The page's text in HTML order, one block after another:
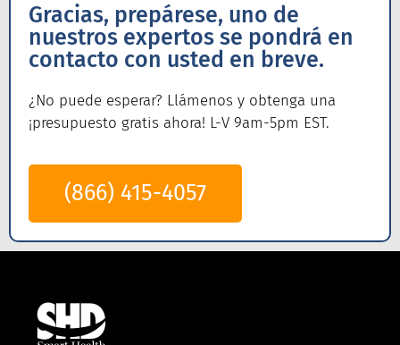
Gracias, prepárese, uno de
nuestros expertos se pondrá en
contacto con usted en breve.
¿No puede esperar? Llámenos y obtenga una
¡presupuesto gratis ahora! L-V 9am-5pm EST.
(866) 415-4057